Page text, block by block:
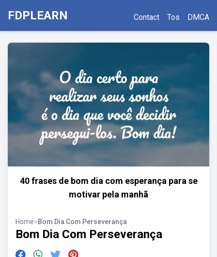
FDPLEARN Contact Tos DMCA
40 frases de bom dia com esperança para se
motivar pela manhã
Home>Bom Dia Com Perseverança
Bom Dia Com Perseverança